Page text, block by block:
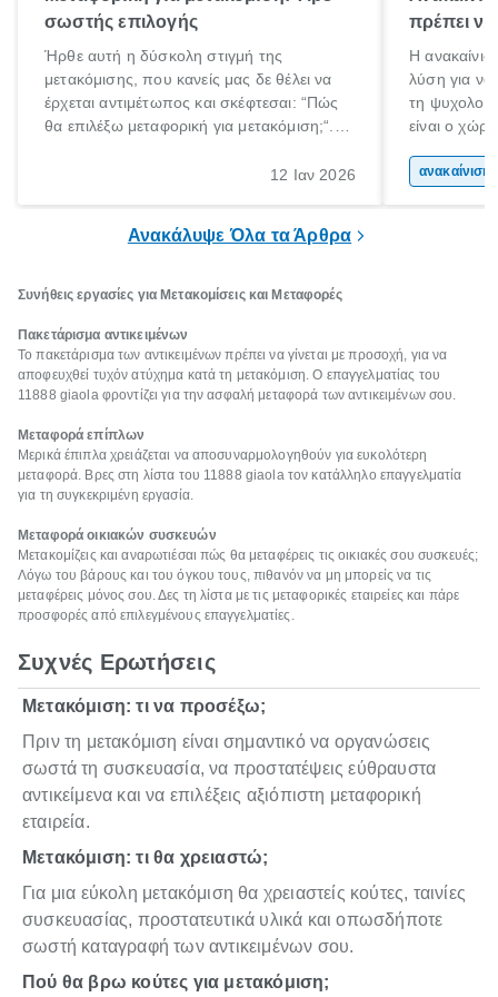
σωστής επιλογής
Ήρθε αυτή η δύσκολη στιγμή της
μετακόμισης, που κανείς μας δε θέλει να
έρχεται αντιμέτωπος και σκέφτεσαι: “Πώς
θα επιλέξω μεταφορική για μετακόμιση;“.
ξεκινάς τις απαραίτητες ετοιμασίες,12 Ιαν 2026
πρέπει να
Η
λύση για να
τη
είναι ο
Επομένως,
Ανακάλυψε Όλα τα Άρθρα
Συνήθεις εργασίες για Μετακομίσεις και Μεταφορές
Πακετάρισμα αντικειμένων
Το πακετάρισμα των αντικειμένων πρέπει να γίνεται με προσοχή, για να
αποφευχθεί τυχόν ατύχημα κατά τη μετακόμιση. Ο επαγγελματίας του
11888 giaola φροντίζει για την ασφαλή μεταφορά των αντικειμένων σου.
Μεταφορά επίπλων
Μερικά έπιπλα χρειάζεται να αποσυναρμολογηθούν για ευκολότερη
μεταφορά. Βρες στη λίστα του 11888 giaola τον κατάλληλο επαγγελματία
για τη συγκεκριμένη εργασία.
Μεταφορά οικιακών συσκευών
Μετακομίζεις και αναρωτιέσαι πώς θα μεταφέρεις τις οικιακές σου συσκευές;
Λόγω του βάρους και του όγκου τους, πιθανόν να μη μπορείς να τις
μεταφέρεις μόνος σου. Δες τη λίστα με τις μεταφορικές εταιρείες και πάρε
προσφορές από επιλεγμένους επαγγελματίες.
Συχνές Ερωτήσεις
Μετακόμιση: τι να προσέξω;
Πριν τη μετακόμιση είναι σημαντικό να οργανώσεις
σωστά τη συσκευασία, να προστατέψεις εύθραυστα
αντικείμενα και να επιλέξεις αξιόπιστη μεταφορική
εταιρεία.
Μετακόμιση: τι θα χρειαστώ;
Για μια εύκολη μετακόμιση θα χρειαστείς κούτες, ταινίες
συσκευασίας, προστατευτικά υλικά και οπωσδήποτε
σωστή καταγραφή των αντικειμένων σου.
Πού θα βρω κούτες για μετακόμιση;